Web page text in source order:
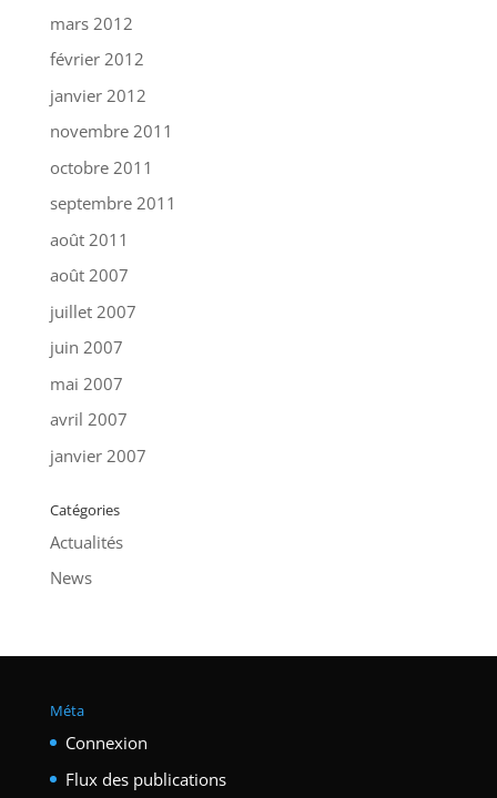
mars 2012
février 2012
janvier 2012
novembre 2011
octobre 2011
septembre 2011
août 2011
août 2007
juillet 2007
juin 2007
mai 2007
avril 2007
janvier 2007
Catégories
Actualités
News
Méta
Connexion
Flux des publications